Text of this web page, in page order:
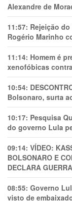
Alexandre de
11:57: Rejeição
Rogério Marinho
11:14: Homem é
xenofóbicas
10:54:
Bolsonaro, surta
10:17: Pesquisa
do governo Lula
09:14: VÍDEO:
BOLSONARO E
DECLARA
08:55: Governo
visto de